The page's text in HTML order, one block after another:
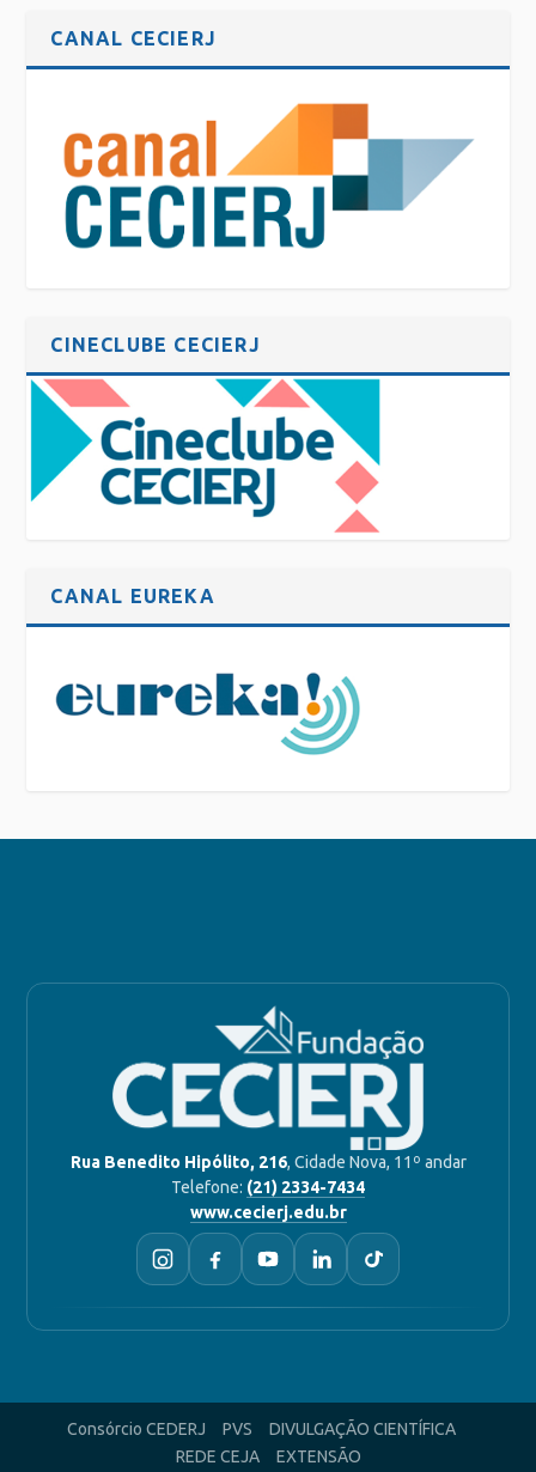
CANAL CECIERJ
CINECLUBE CECIERJ
CANAL EUREKA
Rua Benedito Hipólito, 216, Cidade Nova, 11º andar
Telefone: (21) 2334-7434
www.cecierj.edu.br
Consórcio CEDERJ PVS
DIVULGAÇÃO CIENTÍFICA
REDE CEJA
EXTENSÃO